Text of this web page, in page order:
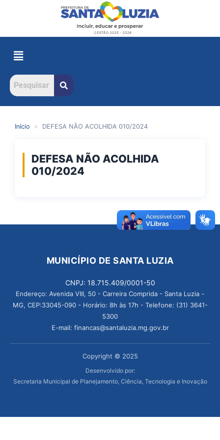
Início » DEFESA NÃO ACOLHIDA 010/2024
DEFESA NÃO ACOLHIDA
010/2024
MUNICÍPIO DE SANTA LUZIA
CNPJ: 18.715.409/0001-50
Endereço: Avenida VIII, 50 - Carreira Comprida - Santa Luzia -
MG, CEP:33045-090 - Horário: 8h às 17h - Telefone: (31) 3641-
5300
E-mail: financas@santaluzia.mg.gov.br
Copyright © 2025
Desenvolvido por:
Secretaria Municipal de Planejamento, Ciência, Tecnologia e Inovação